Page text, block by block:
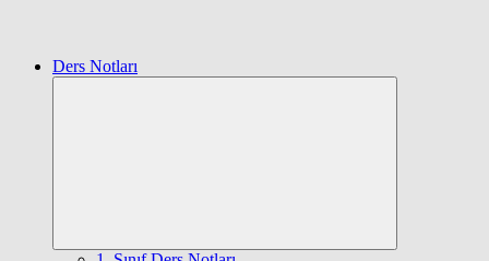
Ders Notları